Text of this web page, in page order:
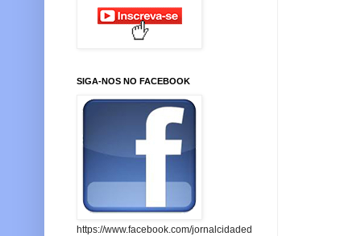
SIGA-NOS NO FACEBOOK
https://www.facebook.com/jornalcidaded